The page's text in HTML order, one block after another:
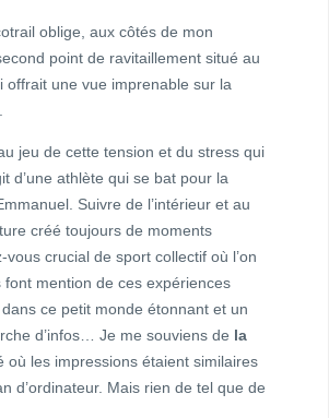
oblige, aux côtés de mon
point de ravitaillement situé au
offrait une vue imprenable sur la
jeu de cette tension et du stress qui
d’une athlète qui se bat pour la
Suivre de l’intérieur et au
créé toujours de moments
vous crucial de sport collectif où l’on
mention de ces expériences
ce petit monde étonnant et un
d’infos… Je me souviens de la
où les impressions étaient similaires
d’ordinateur. Mais rien de tel que de